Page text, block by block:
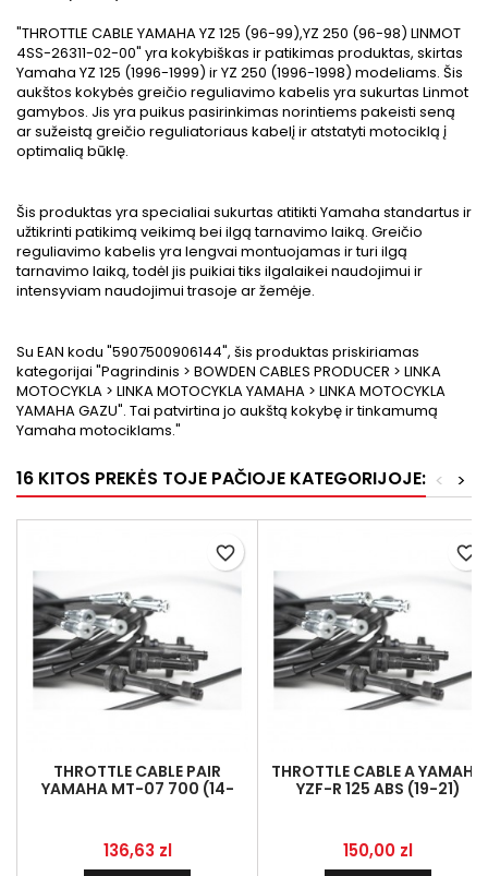
"THROTTLE CABLE YAMAHA YZ 125 (96-99),YZ 250 (96-98) LINMOT
4SS-26311-02-00" yra kokybiškas ir patikimas produktas, skirtas
Yamaha YZ 125 (1996-1999) ir YZ 250 (1996-1998) modeliams. Šis
aukštos kokybės greičio reguliavimo kabelis yra sukurtas Linmot
gamybos. Jis yra puikus pasirinkimas norintiems pakeisti seną
ar sužeistą greičio reguliatoriaus kabelį ir atstatyti motociklą į
optimalią būklę.
Šis produktas yra specialiai sukurtas atitikti Yamaha standartus ir
užtikrinti patikimą veikimą bei ilgą tarnavimo laiką. Greičio
reguliavimo kabelis yra lengvai montuojamas ir turi ilgą
tarnavimo laiką, todėl jis puikiai tiks ilgalaikei naudojimui ir
intensyviam naudojimui trasoje ar žemėje.
Su EAN kodu "5907500906144", šis produktas priskiriamas
kategorijai "Pagrindinis > BOWDEN CABLES PRODUCER > LINKA
MOTOCYKLA > LINKA MOTOCYKLA YAMAHA > LINKA MOTOCYKLA
YAMAHA GAZU". Tai patvirtina jo aukštą kokybę ir tinkamumą
Yamaha motociklams."
16 KITOS PREKĖS TOJE PAČIOJE KATEGORIJOJE: >
<
THROTTLE CABLE PAIR
YAMAHA MT-07 700 (14-
Kaina
136,63 zl
favorite_border
THROTTLE CABLE A YAMAHA
YZF-R 125 ABS (19-21)
Kaina
150,00 zl
favorite_border